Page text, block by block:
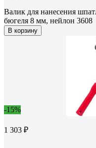
Валик для нанесения
бюгеля 8 мм, нейлон 3608
В корзину
-15%
1 303 ₽